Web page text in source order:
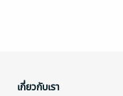
เกี่ยวกับเรา